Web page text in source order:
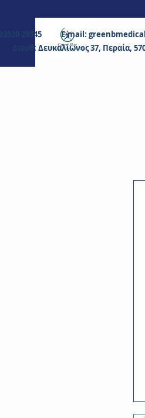
23920 29545 E-mail:
Διευθ: Δευκαλίωνος 37, Περαία,